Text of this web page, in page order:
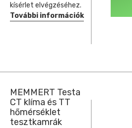
kísérlet elvégzéséhez.
További információk
MEMMERT Testa
CT klíma és TT
hőmérséklet
tesztkamrák